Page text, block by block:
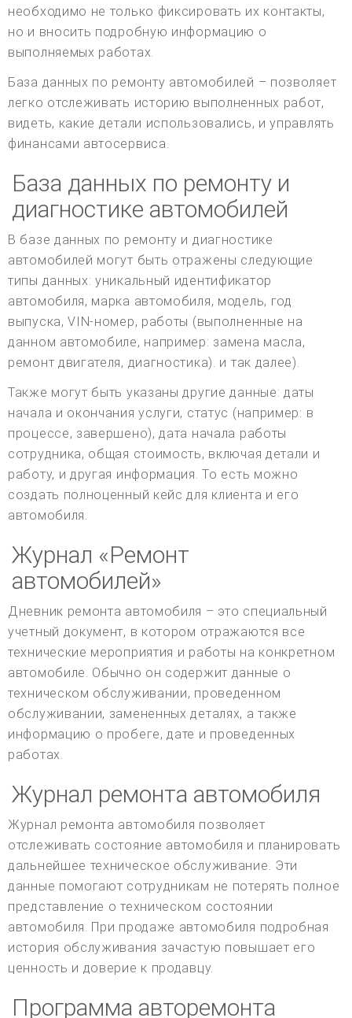
необходимо не только фиксировать их контакты,
но и вносить подробную информацию о
выполняемых работах.
База данных по ремонту автомобилей – позволяет
легко отслеживать историю выполненных работ,
видеть, какие детали использовались, и управлять
финансами автосервиса.
База данных по ремонту и
диагностике автомобилей
В базе данных по ремонту и диагностике
автомобилей могут быть отражены следующие
типы данных: уникальный идентификатор
автомобиля, марка автомобиля, модель, год
выпуска, VIN-номер, работы (выполненные на
данном автомобиле, например: замена масла,
ремонт двигателя, диагностика). и так далее).
Также могут быть указаны другие данные: даты
начала и окончания услуги, статус (например: в
процессе, завершено), дата начала работы
сотрудника, общая стоимость, включая детали и
работу, и другая информация. То есть можно
создать полноценный кейс для клиента и его
автомобиля.
Журнал «Ремонт
автомобилей»
Дневник ремонта автомобиля – это специальный
учетный документ, в котором отражаются все
технические мероприятия и работы на конкретном
автомобиле. Обычно он содержит данные о
техническом обслуживании, проведенном
обслуживании, замененных деталях, а также
информацию о пробеге, дате и проведенных
работах.
Журнал ремонта автомобиля
Журнал ремонта автомобиля позволяет
отслеживать состояние автомобиля и планировать
дальнейшее техническое обслуживание. Эти
данные помогают сотрудникам не потерять полное
представление о техническом состоянии
автомобиля. При продаже автомобиля подробная
история обслуживания зачастую повышает его
ценность и доверие к продавцу.
Программа авторемонта